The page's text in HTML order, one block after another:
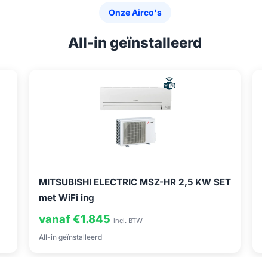
Onze Airco's
All-in geïnstalleerd
MITSUBISHI ELECTRIC MSZ-HR 2,5 KW SET
met WiFi ing
vanaf €1.845 incl. BTW
All-in geïnstalleerd